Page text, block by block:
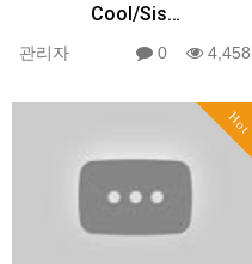
Cool/Sis…
관리자 0 4,458
Hot